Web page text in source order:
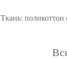
Ткань: